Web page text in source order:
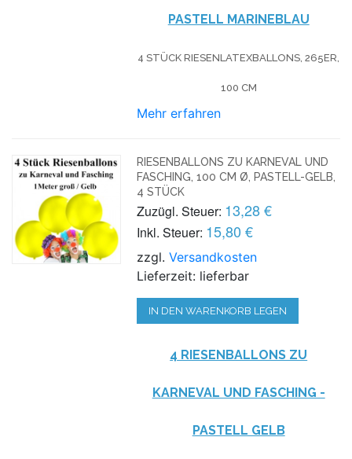
PASTELL MARINEBLAU
4 STÜCK RIESENLATEXBALLONS, 265ER,
100 CM
Mehr erfahren
RIESENBALLONS ZU KARNEVAL UND
FASCHING, 100 CM Ø, PASTELL-GELB,
4 STÜCK
Zuzügl. Steuer: 13,28 €
Inkl. Steuer: 15,80 €
zzgl.Versandkosten
Lieferzeit: lieferbar
IN DEN WARENKORB LEGEN
4 RIESENBALLONS ZU
KARNEVAL UND FASCHING -
PASTELL GELB